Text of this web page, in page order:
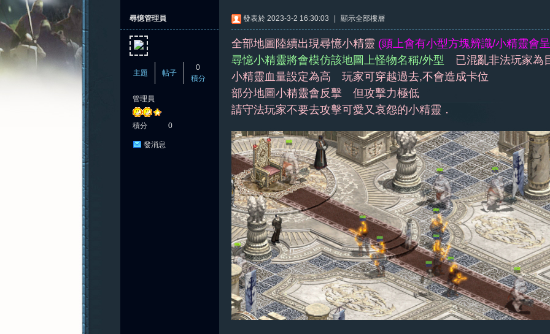
尋憶管理員
主題 帖子
0
積分
管理員
積分 0
發消息
發表於 2023-3-2 16:30:03 顯示全部樓層
全部地圖陸續出現尋憶小精靈 (頭上會有小型方塊辨識/小精靈會
尋憶小精靈將會模仿該地圖上怪物名稱/外型 已混亂非法玩家為
小精靈血量設定為高 玩家可穿越過去,不會造成卡位
部分地圖小精靈會反擊 但攻擊力極低
請守法玩家不要去攻擊可愛又哀怨的小精靈．